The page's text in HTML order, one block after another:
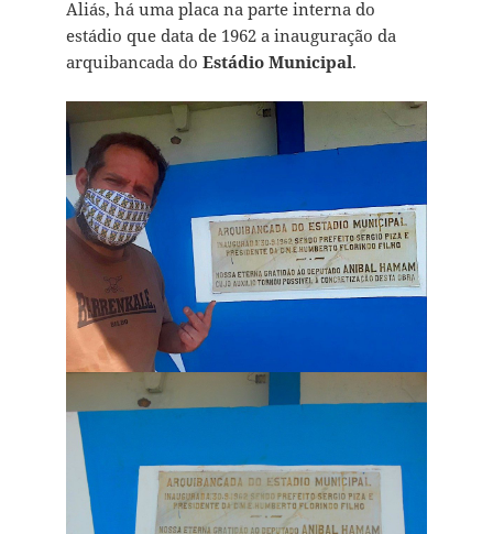
Aliás, há uma placa na parte interna do
estádio que data de 1962 a inauguração da
arquibancada do Estádio Municipal.